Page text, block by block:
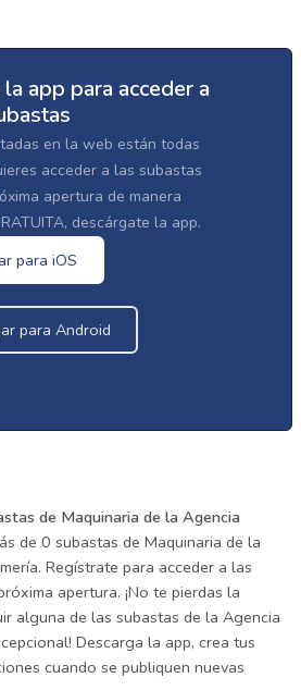
app para acceder a
en la web están todas
acceder a las subastas
apertura de manera
descárgate la app.
para iOS
para Android
de Maquinaria de la Agencia
de 0 subastas de Maquinaria de la
Regístrate para acceder a las
apertura. ¡No te pierdas la
alguna de las subastas de la Agencia
Descarga la app, crea tus
cuando se publiquen nuevas